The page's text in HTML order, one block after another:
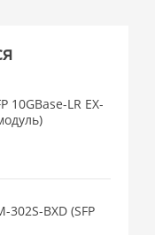
10GBase-LR EX-
BXD (SFP